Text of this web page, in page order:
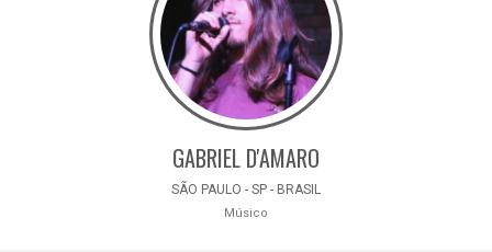
GABRIEL D'AMARO
SÃO PAULO - SP - BRASIL
Músico